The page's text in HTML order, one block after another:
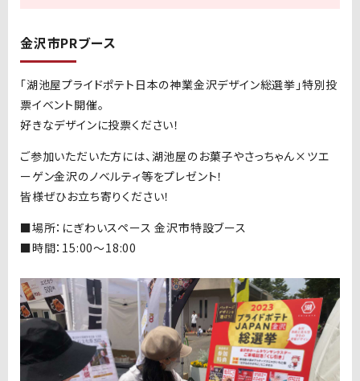
金沢市PRブース
「湖池屋プライドポテト日本の神業金沢デザイン総選挙」特別投
票イベント開催。
好きなデザインに投票ください！
ご参加いただいた方には、湖池屋のお菓子やさっちゃん×ツエ
ーゲン金沢のノベルティ等をプレゼント！
皆様ぜひお立ち寄りください！
■場所：にぎわいスペース 金沢市特設ブース
■時間：15:00〜18:00